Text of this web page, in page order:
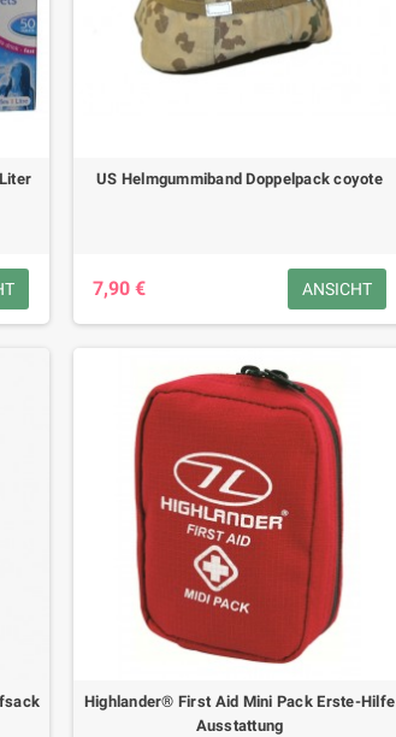
US Helmgummiband Doppelpack coyote
7,90 € ANSICHT
Highlander® First Aid Mini Pack Erste-Hilfe
Ausstattung